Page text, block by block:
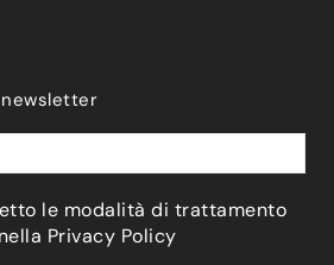
le modalità di trattamento
Privacy Policy